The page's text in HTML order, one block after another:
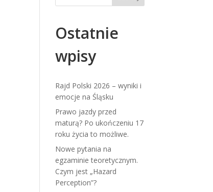
Ostatnie
wpisy
Rajd Polski 2026 – wyniki i
emocje na Śląsku
Prawo jazdy przed
maturą? Po ukończeniu 17
roku życia to możliwe.
Nowe pytania na
egzaminie teoretycznym.
Czym jest „Hazard
Perception”?